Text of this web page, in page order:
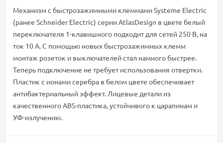
Механизм с быстрозажимными клеммами Systeme Electric
(ранее Schneider Electric) серии AtlasDesign в цвете белый
переключателя 1-клавишного подходит для сетей 250 В, на
ток 10 А. С помощью новых быстрозажимных клемм
монтаж розеток и выключателей стал намного быстрее.
Теперь подключение не требует использования отвертки.
Пластик с ионами серебра в белом цвете обеспечивает
антибактериальный эффект. Лицевые детали из
качественного ABS-пластика, устойчивого к царапинам и
УФ-излучению.